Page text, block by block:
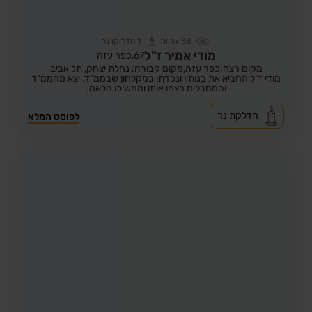
38 צפיות 1 הדליקו נר
מודי אמיר ז"ל67, כפר עזה
מקום רצח:כפר עזה,מקום קבורה: נחלת יצחק, תל אביב
מודי ז"ל החביא את בנותיו ונכדתו במקלחון שבממ"ד, יצא מהממ"ד
והמחבלים רצחו אותו והמשיכו הלאה.
לפוסט המלא הדלקת נר